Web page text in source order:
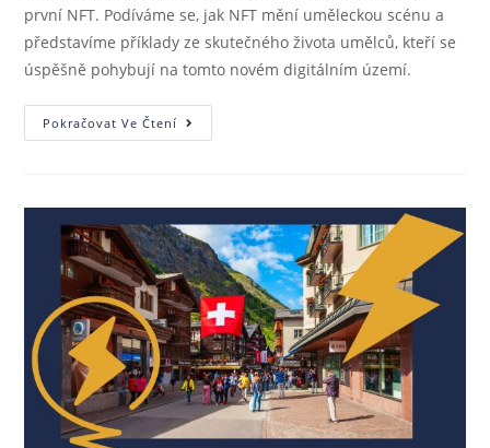
první NFT. Podíváme se, jak NFT mění uměleckou scénu a
představíme příklady ze skutečného života umělců, kteří se
úspěšně pohybují na tomto novém digitálním území.
Pokračovat Ve Čtení